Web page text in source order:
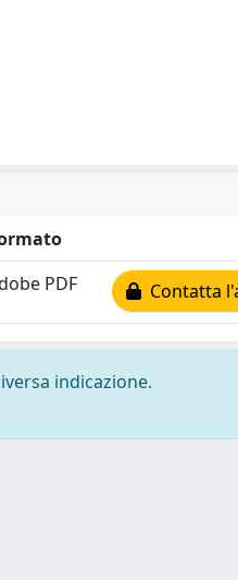
PDF Contatta
indicazione.